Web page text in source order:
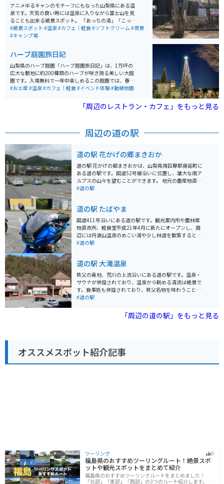
アニメゆるキャンのモチーフにもなった山梨県にある温
泉です。天気の良い時には温泉に入りながら富士山を見
ることも出来る絶景スポット。 「あっちの湯」「こっち
の湯」の二種類あり、どちらからの景色も抜群に良いで
す。高地にあるので道中にて下を見下ろすと色々な果物
良い意味で裏切られます。春は一面桜が咲き誇るのもま
た良し。
#絶景スポット #温泉#カフェ｜軽食#ソフトクリーム#夜景
#キャンプ場
ハーブ庭園旅日記
山梨県のハーブ庭園「ハーブ庭園旅日記」は、1万坪の
広大な敷地に約200種類のハーブが咲き誇る美しい大庭
園です。入場無料で一年中楽しめるこの庭園では、春の
チューリップや菜の花、初夏のバラや紫陽花、夏のひま
節ごとの花々も楽しむことができます。ローズゼラニウ
ム、ミント、バジル、ローズマリーなどのハーブに触れ
ハーブティーやハーブを使った料理を味わうことができ
開催されており、ハーブの収穫体験やハーブを使ったク
ラフト作りなど、訪れるたびに新しい体験ができます。
無料の足湯（PH9.6 高アルカリ性 単純硫黄温泉）で、旅
の疲れを癒してホッと一息つくこともできます。葡萄栽
培が盛んで多数のワイナリーがある山梨ならではのワイ
ンを多数そろえたワインセラーがあり、ノンアルコール
の葡萄ジュースも楽しめます。毎年１２月に開催される
ガーデンイルミネーションはとても美しくてオススメで
す。
#お土産#温泉#カフェ｜軽食#イベント体験#動植物園
「周辺のレストラン・カフェ」をもっと見る
周辺の道の駅
道の駅 花かげの郷まきおか
道の駅 花かげの郷まきおかは、山梨県南巨摩郡身延町に
ある道の駅です。国道52号線沿いに位置し、雄大な南ア
ルプスの山々を望むことができます。 地元の農産物直売
所では、新鮮な野菜や果物が販売されています。特に、
むことができます。 バイクで訪れる場合、道の駅の駐車
場は広く、休憩場所としても最適です。周辺には、富士
川沿いを走る気持ちの良い道があり、ツーリングにもお
すすめです。 身延町は、日蓮宗の総本山である身延山久
遠寺があることで知られています。道の駅 花かげの郷ま
#道の駅
道の駅 たばやま
国道411号沿いにある道の駅です。観光案内所や農林産
物直売所、軽食堂平成21年4月に新たにオープンし、周
辺には丹波山温泉のめこい湯や少し林道を散策するとロ
ーラー滑り台、キャンプ場などがあり老若男女を問わず
多摩川が流れており、川の麓まで近づけるようになって
います。食事も温泉もロケーションも全てが素晴らしく
癒されるスポットになっています。 東京都内からもアク
セスしやすく、中央道八王子ICから2時間以内には到着
します。
#道の駅
道の駅 大滝温泉
秩父の奥地、荒川の上流沿いにある道の駅です。温泉・
サウナが併設されており、温泉から眺める清流は絶景で
す。食事処も併設されており、秩父名物を味わうことが
できます。また、民俗資料館もあり大滝の文化について
#道の駅
「周辺の道の駅」をもっと見る
オススメスポット紹介記事
ツーリング 0
福島県のおすすめツーリングルート！絶景スポ
ットや観光スポットをまとめて紹介
福島県のおすすめツーリングルートをまとめました！
「北部」「東部」「西部」の3つのルート紹介します。内